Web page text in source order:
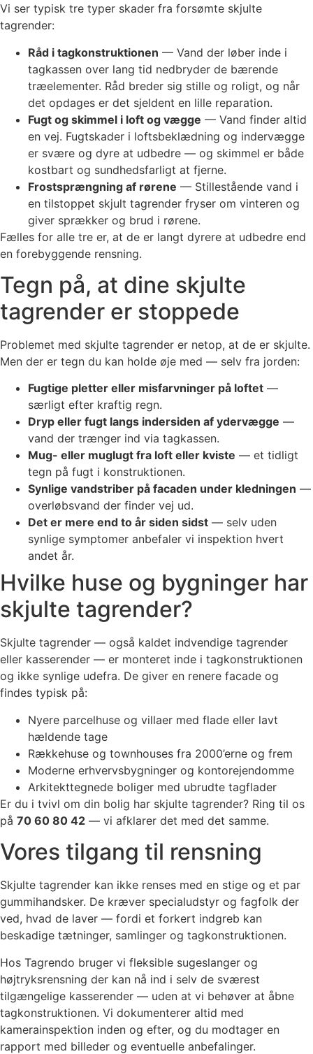
Vi ser typisk tre typer skader fra forsømte skjulte
tagrender:
Råd i tagkonstruktionen — Vand der løber inde i
tagkassen over lang tid nedbryder de bærende
træelementer. Råd breder sig stille og roligt, og når
det opdages er det sjeldent en lille reparation.
Fugt og skimmel i loft og vægge — Vand finder altid
en vej. Fugtskader i loftsbeklædning og indervægge
er svære og dyre at udbedre — og skimmel er både
kostbart og sundhedsfarligt at fjerne.
Frostsprængning af rørene — Stillestående vand i
en tilstoppet skjult tagrender fryser om vinteren og
giver sprækker og brud i rørene.
Fælles for alle tre er, at de er langt dyrere at udbedre end
en forebyggende rensning.
Tegn på, at dine skjulte
tagrender er stoppede
Problemet med skjulte tagrender er netop, at de er skjulte.
Men der er tegn du kan holde øje med — selv fra jorden:
Fugtige pletter eller misfarvninger på loftet —
særligt efter kraftig regn.
Dryp eller fugt langs indersiden af ydervægge —
vand der trænger ind via tagkassen.
Mug- eller muglugt fra loft eller kviste — et tidligt
tegn på fugt i konstruktionen.
Synlige vandstriber på facaden under kledningen —
overløbsvand der finder vej ud.
Det er mere end to år siden sidst — selv uden
synlige symptomer anbefaler vi inspektion hvert
andet år.
Hvilke huse og bygninger har
skjulte tagrender?
Skjulte tagrender — også kaldet indvendige tagrender
eller kasserender — er monteret inde i tagkonstruktionen
og ikke synlige udefra. De giver en renere facade og
findes typisk på:
Nyere parcelhuse og villaer med flade eller lavt
hældende tage
Rækkehuse og townhouses fra 2000’erne og frem
Moderne erhvervsbygninger og kontorejendomme
Arkitekttegnede boliger med ubrudte tagflader
Er du i tvivl om din bolig har skjulte tagrender? Ring til os
på 70 60 80 42 — vi afklarer det med det samme.
Vores tilgang til rensning
Skjulte tagrender kan ikke renses med en stige og et par
gummihandsker. De kræver specialudstyr og fagfolk der
ved, hvad de laver — fordi et forkert indgreb kan
beskadige tætninger, samlinger og tagkonstruktionen.
Hos Tagrendo bruger vi fleksible sugeslanger og
højtryksrensning der kan nå ind i selv de sværest
tilgængelige kasserender — uden at vi behøver at åbne
tagkonstruktionen. Vi dokumenterer altid med
kamerainspektion inden og efter, og du modtager en
rapport med billeder og eventuelle anbefalinger.